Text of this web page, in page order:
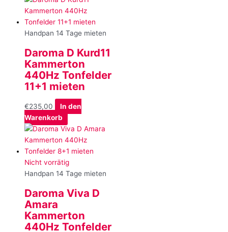
Handpan 14 Tage mieten
Daroma D Kurd11
Kammerton
440Hz Tonfelder
11+1 mieten
€235,00
In den
Warenkorb
Nicht vorrätig
Handpan 14 Tage mieten
Daroma Viva D
Amara
Kammerton
440Hz Tonfelder